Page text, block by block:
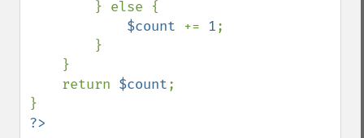
$count += 1;
    return
$count;
?>